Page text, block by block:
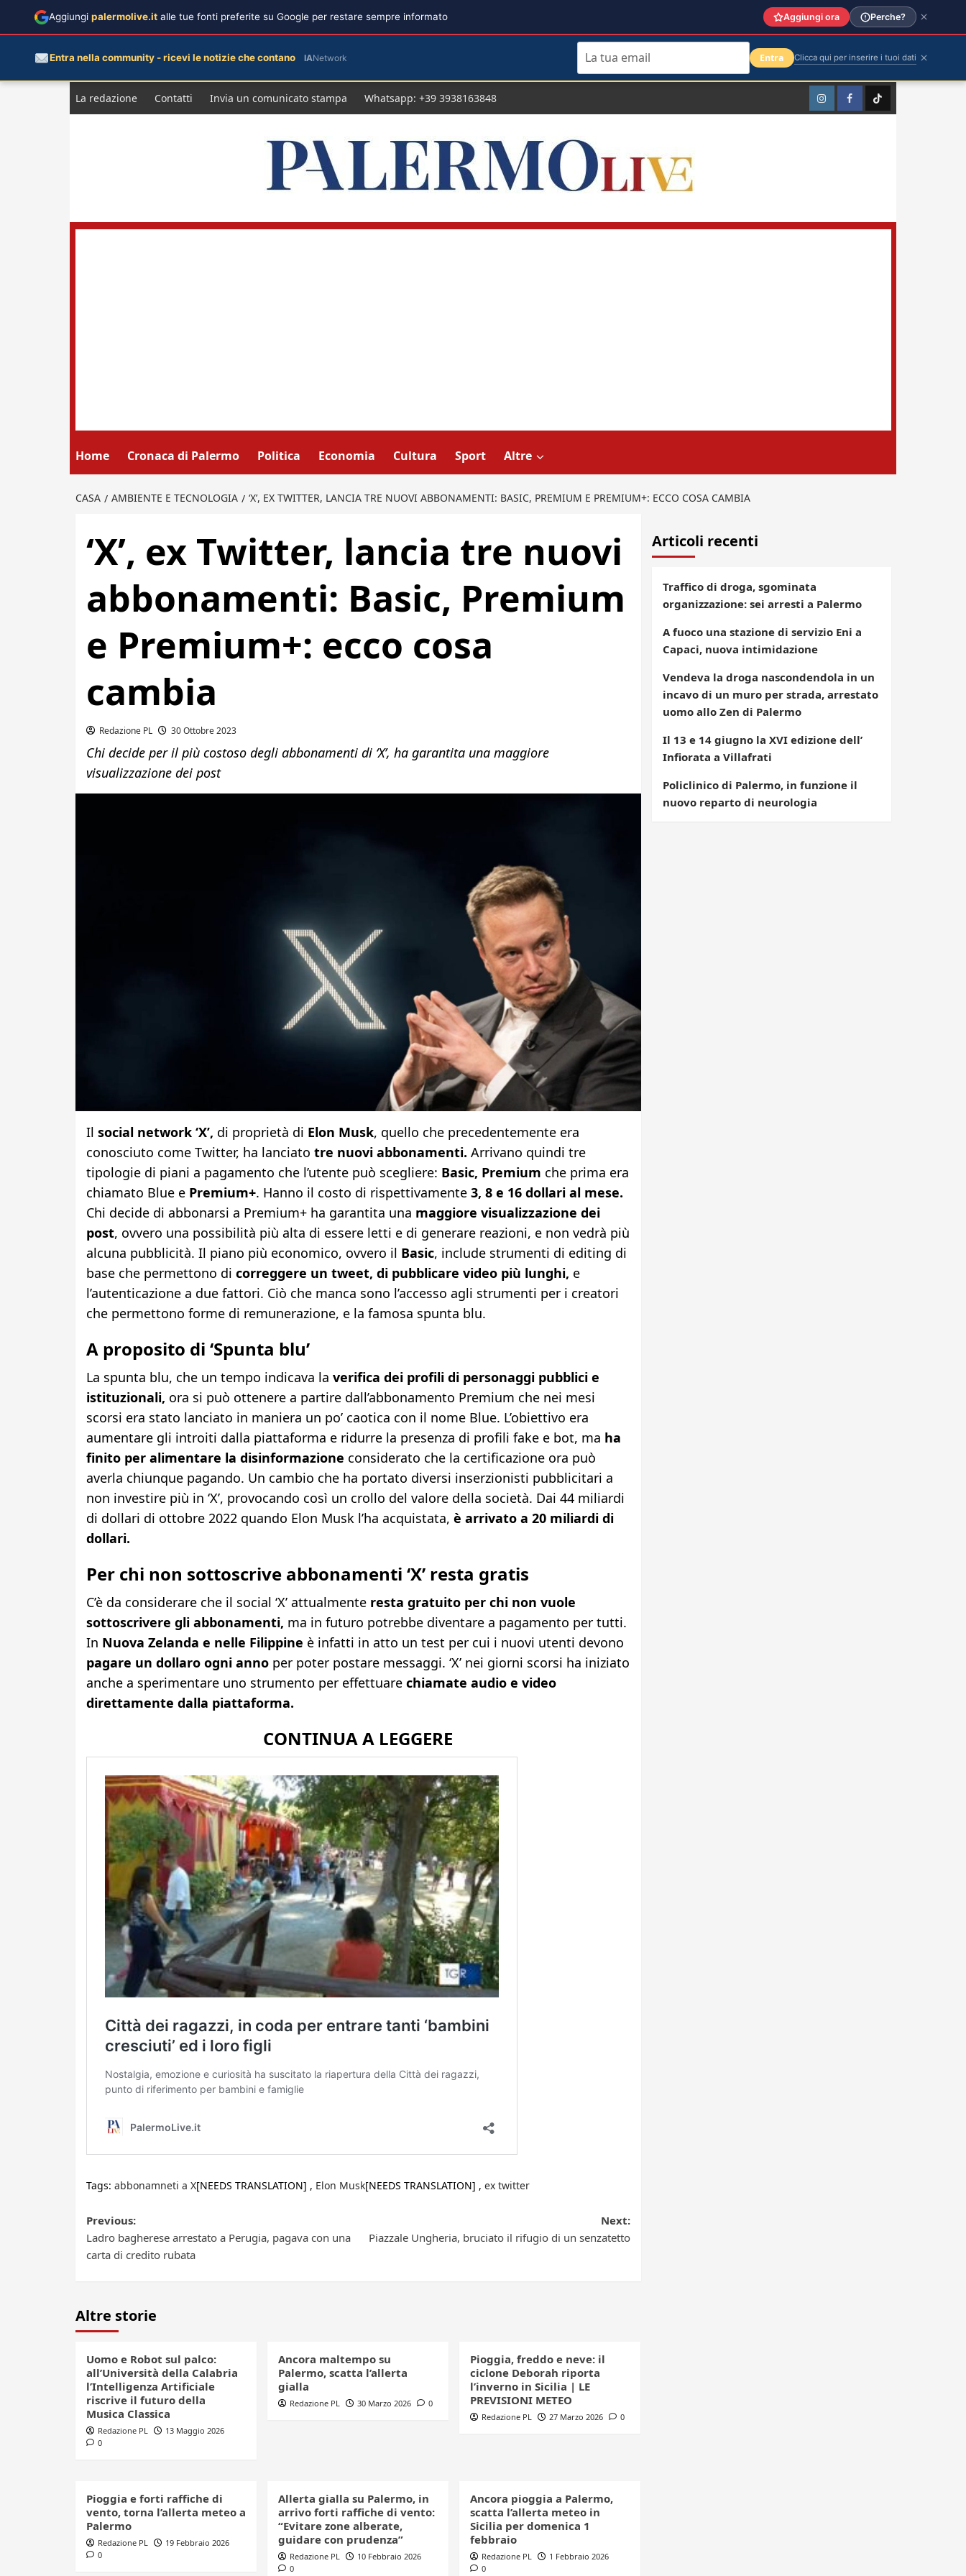
La redazione Contatti Invia un comunicato stampa Whatsapp: +39 3938163848 InstagramFacebookTikTok
Home Cronaca di Palermo Politica Economia Cultura Sport Altre
CASA AMBIENTE E TECNOLOGIA ‘X’, EX TWITTER, LANCIA TRE NUOVI ABBONAMENTI: BASIC, PREMIUM E PREMIUM+: ECCO COSA CAMBIA
‘X’, ex Twitter, lancia tre nuovi
abbonamenti: Basic, Premium
e Premium+: ecco cosa
cambia
Redazione PL 30 Ottobre 2023
Chi decide per il più costoso degli abbonamenti di ‘X’, ha garantita una maggiore
visualizzazione dei post
Il social network ‘X’, di proprietà di Elon Musk, quello che precedentemente era
conosciuto come Twitter, ha lanciato tre nuovi abbonamenti. Arrivano quindi tre
tipologie di piani a pagamento che l’utente può scegliere: Basic, Premium che prima era
chiamato Blue ePremium+. Hanno il costo di rispettivamente3, 8 e 16 dollari al mese.
Chi decide di abbonarsi a Premium+ ha garantita una maggiore visualizzazione dei
post, ovvero una possibilità più alta di essere letti e di generare reazioni, e non vedrà più
alcuna pubblicità. Il piano più economico, ovvero il Basic, include strumenti di editing di
base che permettono di correggere un tweet, di pubblicare video più lunghi, e
l’autenticazione a due fattori. Ciò che manca sono l’accesso agli strumenti per i creatori
che permettono forme di remunerazione, e la famosa spunta blu.
A proposito di ‘Spunta blu’
La spunta blu, che un tempo indicava la verifica dei profili di personaggi pubblici e
istituzionali, ora si può ottenere a partire dall’abbonamento Premium che nei mesi
scorsi era stato lanciato in maniera un po’ caotica con il nome Blue. L’obiettivo era
aumentare gli introiti dalla piattaforma e ridurre la presenza di profili fake e bot, ma ha
finito per alimentare la disinformazione considerato che la certificazione ora può
averla chiunque pagando. Un cambio che ha portato diversi inserzionisti pubblicitari a
non investire più in ‘X’, provocando così un crollo del valore della società. Dai 44 miliardi
di dollari di ottobre 2022 quando Elon Musk l’ha acquistata, è arrivato a 20 miliardi di
dollari.
Per chi non sottoscrive abbonamenti ‘X’ resta gratis
C’è da considerare che il social ‘X’ attualmente resta gratuito per chi non vuole
sottoscrivere gli abbonamenti, ma in futuro potrebbe diventare a pagamento per tutti.
In Nuova Zelanda e nelle Filippine è infatti in atto un test per cui i nuovi utenti devono
pagare un dollaro ogni annoper poter postare messaggi. ‘X’ nei giorni scorsi ha iniziato
anche a sperimentare uno strumento per effettuare chiamate audio e video
direttamente dalla piattaforma.
CONTINUA A LEGGERE
Tags: abbonamneti a X[NEEDS TRANSLATION] , Elon Musk[NEEDS TRANSLATION] , ex twitter
Post
navigation
Previous:
Ladro bagherese arrestato a Perugia, pagava con una
carta di credito rubata
Next:
Piazzale Ungheria, bruciato il rifugio di un senzatetto
Altre storie
Uomo e Robot sul palco:
all’Università della Calabria
l’Intelligenza Artificiale
riscrive il futuro della
Musica Classica
Redazione PL
13 Maggio 2026
0
Ancora maltempo su
Palermo, scatta l’allerta
gialla
Redazione PL 30 Marzo 2026 0
Pioggia, freddo e neve: il
ciclone Deborah riporta
l’inverno in Sicilia | LE
PREVISIONI METEO
Redazione PL 27 Marzo 2026 0
Pioggia e forti raffiche di
vento, torna l’allerta meteo a
Palermo
Redazione PL
19 Febbraio 2026
0
Allerta gialla su Palermo, in
arrivo forti raffiche di vento:
“Evitare zone alberate,
guidare con prudenza”
Redazione PL
10 Febbraio 2026
0
Ancora pioggia a Palermo,
scatta l’allerta meteo in
Sicilia per domenica 1
febbraio
Redazione PL
1 Febbraio 2026
0
Articoli recenti
Traffico di droga, sgominata
organizzazione: sei arresti a Palermo
A fuoco una stazione di servizio Eni a
Capaci, nuova intimidazione
Vendeva la droga nascondendola in un
incavo di un muro per strada, arrestato
uomo allo Zen di Palermo
Il 13 e 14 giugno la XVI edizione dell’
Infiorata a Villafrati
Policlinico di Palermo, in funzione il
nuovo reparto di neurologia
Aggiungi palermolive.it alle tue fonti preferite su Google per restare sempre informato Aggiungi ora Perche?
Entra nella community - ricevi le notizie che contano IANetwork Entra Clicca qui per inserire i tuoi dati